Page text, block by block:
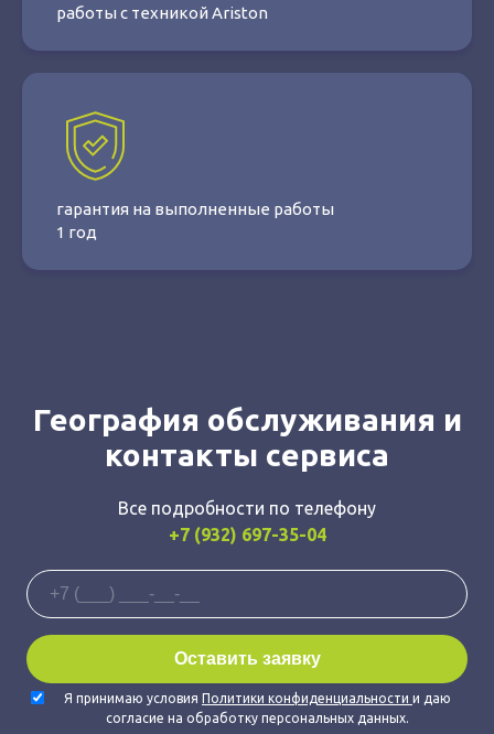
работы с техникой Ariston
гарантия на выполненные работы
1 год
География обслуживания и
контакты сервиса
Все подробности по телефону
+7 (932) 697-35-04
Я принимаю условия Политики конфиденциальности и даю
согласие на обработку персональных данных.